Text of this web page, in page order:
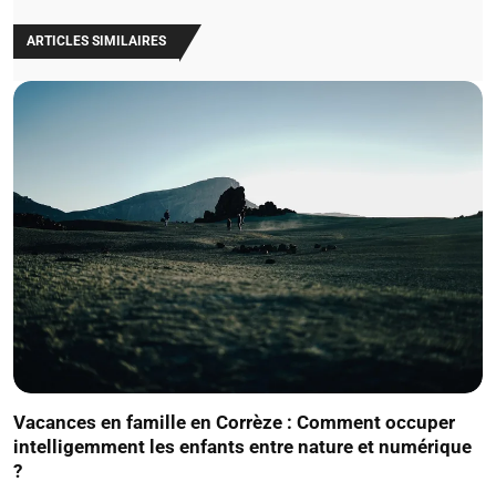
ARTICLES SIMILAIRES
Vacances en famille en Corrèze : Comment occuper
intelligemment les enfants entre nature et numérique
?